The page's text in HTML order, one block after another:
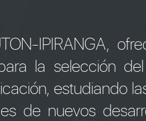
IPIRANGA,
la selección
estudiando
de nuevos